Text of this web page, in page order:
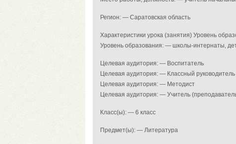
Регион: — Саратовская область
Характеристики урока (занятия) Уровень
Уровень образования: — школы-интернаты,
Целевая аудитория: — Воспитатель
Целевая аудитория: — Классный руководитель
Целевая аудитория: — Методист
Целевая аудитория: — Учитель
Класс(ы): — 6 класс
Предмет(ы): — Литература